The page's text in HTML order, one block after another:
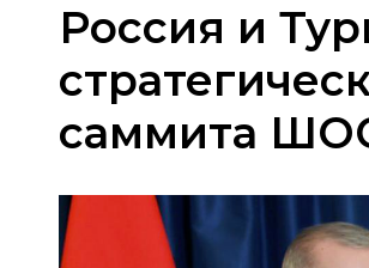
Россия и
саммита